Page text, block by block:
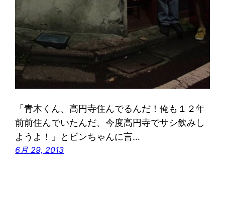
「青木くん、高円寺住んでるんだ！俺も１２年
前前住んでいたんだ、今度高円寺でサシ飲みし
ようよ！」とビンちゃんに言…
6月 29, 2013